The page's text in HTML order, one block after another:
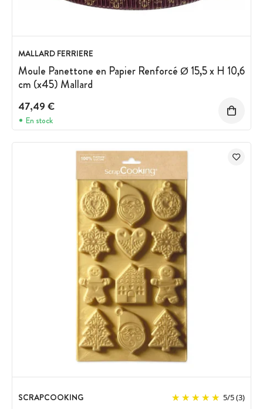
MALLARD FERRIERE
Moule Panettone en Papier Renforcé Ø 15,5 x H 10,6
cm (x45) Mallard
47,49 €
En stock
SCRAPCOOKING 5/5(3)